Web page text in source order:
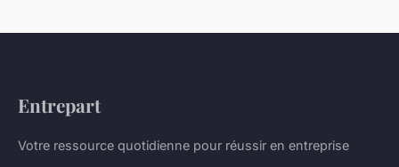
Entrepart
Votre ressource quotidienne pour réussir en entreprise